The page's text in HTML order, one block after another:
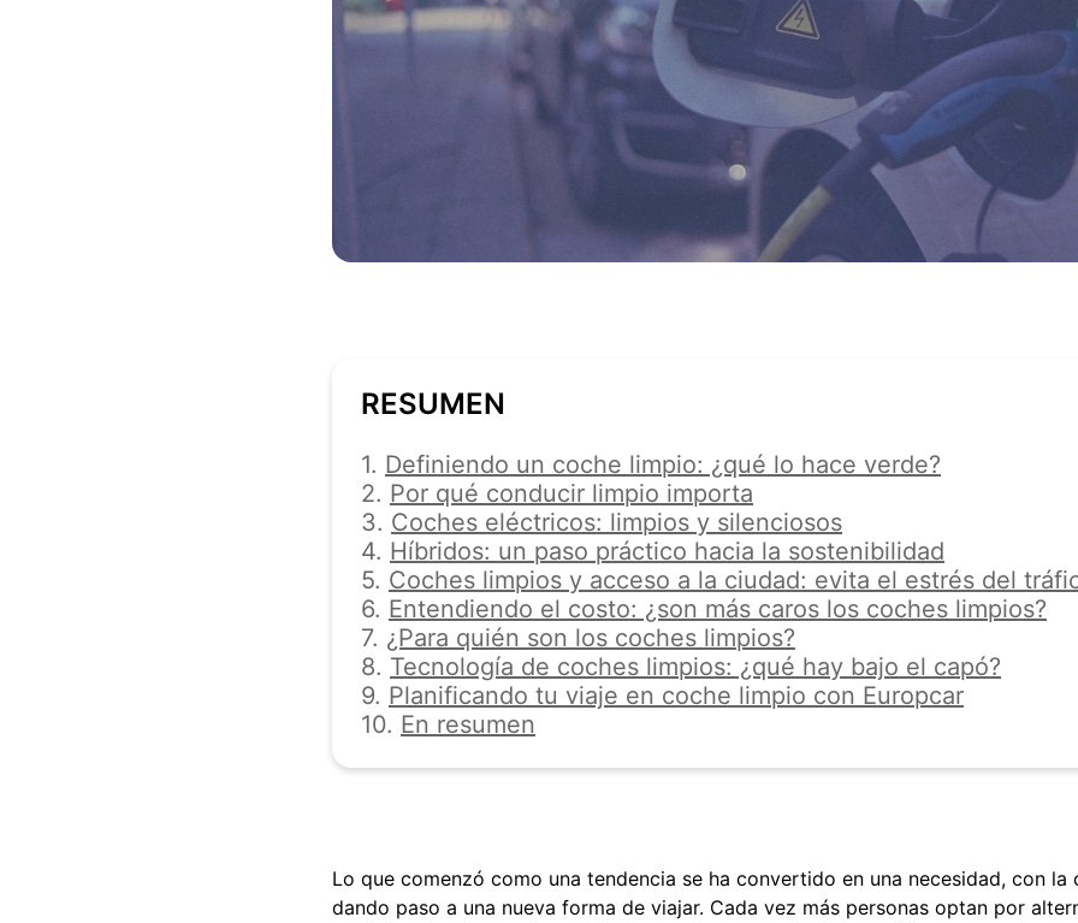
RESUMEN
1. Definiendo un coche limpio: ¿qué lo hace verde?
2. Por qué conducir limpio importa
3. Coches eléctricos: limpios y silenciosos
4. Híbridos: un paso práctico hacia la sostenibilidad
5. Coches limpios y acceso a la ciudad: evita el estrés del
6. Entendiendo el costo: ¿son más caros los coches limpios?
7. ¿Para quién son los coches limpios?
8. Tecnología de coches limpios: ¿qué hay bajo el capó?
9. Planificando tu viaje en coche limpio con Europcar
10. En resumen
Lo que comenzó como una tendencia se ha convertido en una necesidad, con la
dando paso a una nueva forma de viajar. Cada vez más personas optan por